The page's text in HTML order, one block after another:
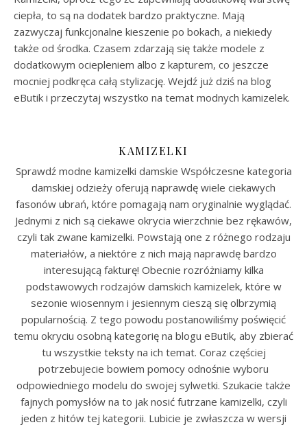
ciepła, to są na dodatek bardzo praktyczne. Mają
zazwyczaj funkcjonalne kieszenie po bokach, a niekiedy
także od środka. Czasem zdarzają się także modele z
dodatkowym ociepleniem albo z kapturem, co jeszcze
mocniej podkręca całą stylizację. Wejdź już dziś na blog
eButik i przeczytaj wszystko na temat modnych kamizelek.
KAMIZELKI
Sprawdź modne kamizelki damskie Współczesne kategoria
damskiej odzieży oferują naprawdę wiele ciekawych
fasonów ubrań, które pomagają nam oryginalnie wyglądać.
Jednymi z nich są ciekawe okrycia wierzchnie bez rękawów,
czyli tak zwane kamizelki. Powstają one z różnego rodzaju
materiałów, a niektóre z nich mają naprawdę bardzo
interesującą fakturę! Obecnie rozróżniamy kilka
podstawowych rodzajów damskich kamizelek, które w
sezonie wiosennym i jesiennym cieszą się olbrzymią
popularnością. Z tego powodu postanowiliśmy poświęcić
temu okryciu osobną kategorię na blogu eButik, aby zbierać
tu wszystkie teksty na ich temat. Coraz częściej
potrzebujecie bowiem pomocy odnośnie wyboru
odpowiedniego modelu do swojej sylwetki. Szukacie także
fajnych pomysłów na to jak nosić futrzane kamizelki, czyli
jeden z hitów tej kategorii. Lubicie je zwłaszcza w wersji